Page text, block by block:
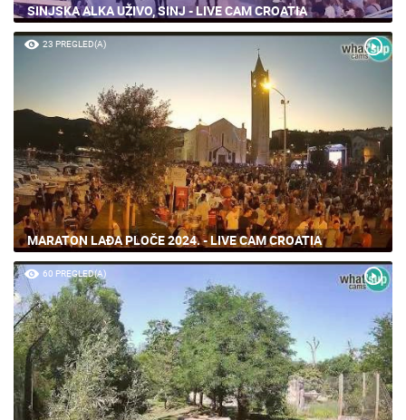
SINJSKA ALKA UŽIVO, SINJ - LIVE CAM CROATIA
23 PREGLED(A)
MARATON LAĐA PLOČE 2024. - LIVE CAM CROATIA
60 PREGLED(A)